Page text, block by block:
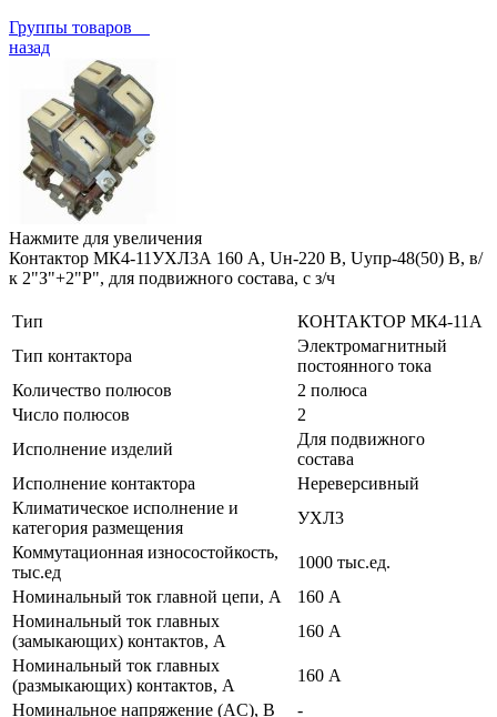
Группы товаров
назад
Нажмите для увеличения
Контактор МК4-11УХЛ3А 160 А, Uн-220 В, Uупр-48(50) В, в/
к 2"З"+2"Р", для подвижного состава, с з/ч
Тип
КОНТАКТОР МК4-11А
Тип контактора
Электромагнитный
постоянного тока
Количество полюсов
2 полюса
Число полюсов
2
Исполнение изделий
Для подвижного
состава
Исполнение контактора
Нереверсивный
Климатическое исполнение и
категория размещения
УХЛ3
Коммутационная износостойкость,
тыс.ед
1000 тыс.ед.
Номинальный ток главной цепи, А
160 А
Номинальный ток главных
(замыкающих) контактов, А
160 А
Номинальный ток главных
(размыкающих) контактов, А
160 А
Номинальное напряжение (AC), В
-